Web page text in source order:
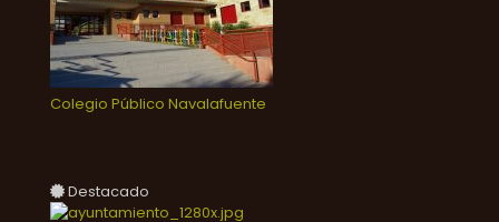
Colegio Público Navalafuente
Destacado